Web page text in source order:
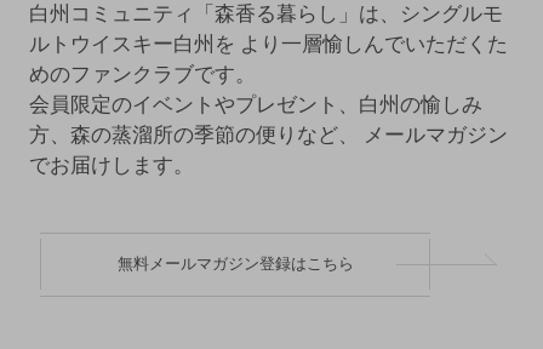
白州コミュニティ「森香る暮らし」は、シングルモ
ルトウイスキー白州を より一層愉しんでいただくた
めのファンクラブです。
会員限定のイベントやプレゼント、白州の愉しみ
方、森の蒸溜所の季節の便りなど、
メールマガジン
でお届けします。
無料メールマガジン登録はこちら